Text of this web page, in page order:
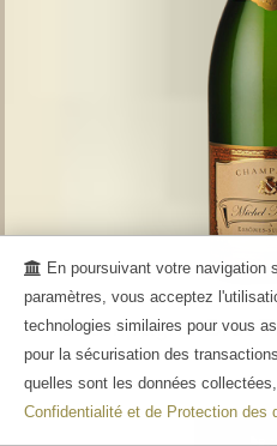
Champagne Brut
En poursuivant votre navigation
paramètres, vous acceptez
technologies similaires pour vous
pour la sécurisation des
quelles sont les données
Confidentialité et de Protection des